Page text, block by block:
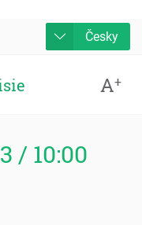
Česky
A+
/ 10:00